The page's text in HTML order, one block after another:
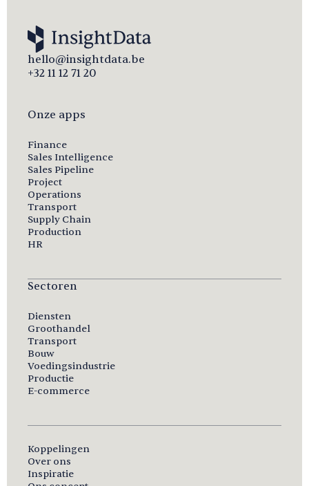
hello@insightdata.be
+32 11 12 71 20
Onze apps
Finance
Sales Intelligence
Sales Pipeline
Project
Operations
Transport
Supply Chain
Production
HR
Sectoren
Diensten
Groothandel
Transport
Bouw
Voedingsindustrie
Productie
E-commerce
Koppelingen
Over ons
Inspiratie